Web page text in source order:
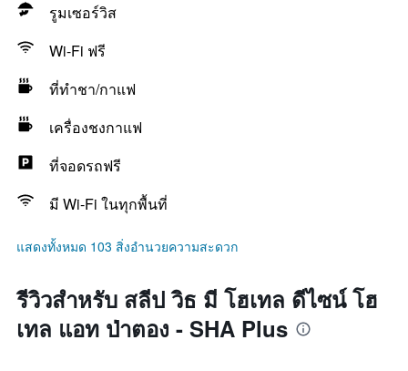
รูมเซอร์วิส
Wi-Fi ฟรี
ที่ทำชา/กาแฟ
เครื่องชงกาแฟ
ที่จอดรถฟรี
มี Wi-Fi ในทุกพื้นที่
แสดงทั้งหมด 103 สิ่งอำนวยความสะดวก
รีวิวสำหรับ สลีป วิธ มี โฮเทล ดีไซน์ โฮ
เทล แอท ป่าตอง - SHA Plus